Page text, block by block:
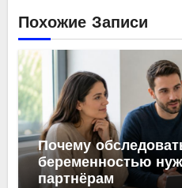
Похожие Записи
Почему
беременностью
партнёрам